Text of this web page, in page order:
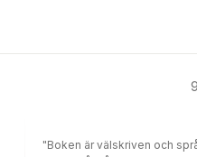
9
"Boken är välskriven och